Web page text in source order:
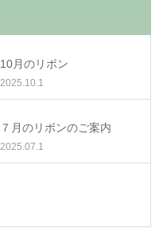
10月のリボン
2025.10.1
７月のリボンのご案内
2025.07.1